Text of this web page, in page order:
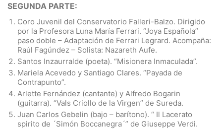
SEGUNDA PARTE:
Coro Juvenil del Conservatorio Falleri-Balzo. Dirigido
por la Profesora Luna María Ferrari. “Joya Española”
paso doble – Adaptación de Ferrari Legrard. Acompaña:
Raúl Fagúndez – Solista: Nazareth Aufe.
Santos Inzaurralde (poeta). “Misionera Inmaculada”.
Mariela Acevedo y Santiago Clares. “Payada de
Contrapunto”.
Arlette Fernández (cantante) y Alfredo Bogarin
(guitarra). “Vals Criollo de la Virgen” de Sureda.
Juan Carlos Gebelin (bajo – barítono). “ Il Lacerato
spirito de ´Simón Boccanegra´” de Giuseppe Verdi.